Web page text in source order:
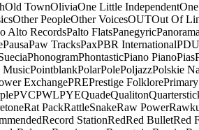
Old TownOliviaOne Little Independent
Other PeopleOther VoicesOUTOut Of
Alto RecordsPalto FlatsPanegyricPanorama
PausaPaw TracksPaxPBR InternationalPDU
PhonogramPhontasticPiano PianoPias
PointblankPolarPolePoljazzPolskie
ExchangePREPrestige Folklore
PVCPWLPYEQuadeQualiton
Rat PackRattleSnakeRaw Power
Record StationRedRed BulletRed